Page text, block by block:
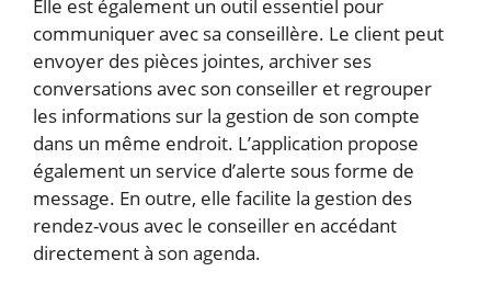
Elle est également un outil essentiel pour
communiquer avec sa conseillère. Le client peut
envoyer des pièces jointes, archiver ses
conversations avec son conseiller et regrouper
les informations sur la gestion de son compte
dans un même endroit. L’application propose
également un service d’alerte sous forme de
message. En outre, elle facilite la gestion des
rendez-vous avec le conseiller en accédant
directement à son agenda.